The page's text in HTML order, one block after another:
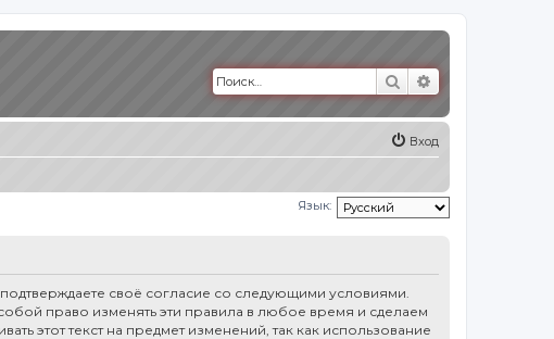
Поиск
Вход
Язык:
своё согласие со следующими условиями.
право изменять эти правила в любое время и сделаем
этот текст на предмет изменений, так как использование